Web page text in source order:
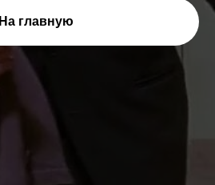
На главную